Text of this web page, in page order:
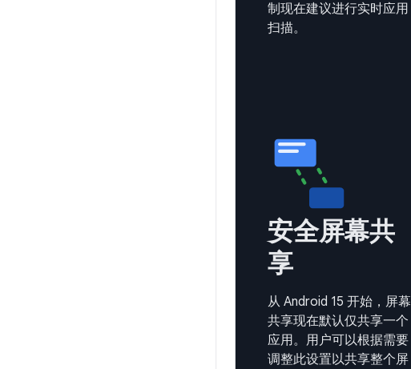
制现在建议进行实时应用
扫描。
安全屏幕共
享
从 Android 15 开始，屏幕
共享现在默认仅共享一个
应用。用户可以根据需要
调整此设置以共享整个屏